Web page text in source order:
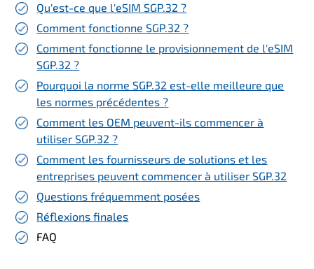
Qu'est-ce que l'eSIM SGP.32 ?
Comment fonctionne SGP.32 ?
Comment fonctionne le provisionnement de l'eSIM
SGP.32 ?
Pourquoi la norme SGP.32 est-elle meilleure que
les normes précédentes ?
Comment les OEM peuvent-ils commencer à
utiliser SGP.32 ?
Comment les fournisseurs de solutions et les
entreprises peuvent commencer à utiliser SGP.32
Questions fréquemment posées
Réflexions finales
FAQ